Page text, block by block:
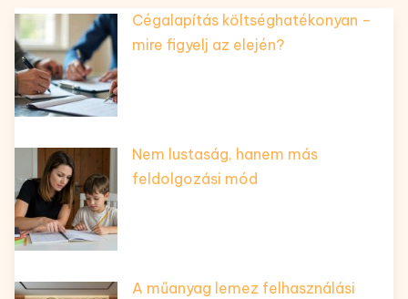
Cégalapítás költséghatékonyan –
mire figyelj az elején?
Nem lustaság, hanem más
feldolgozási mód
A műanyag lemez felhasználási